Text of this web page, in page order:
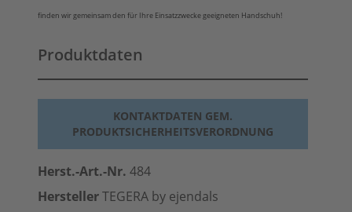
finden wir gemeinsam den für Ihre Einsatzzwecke geeigneten Handschuh!
Produktdaten
KONTAKTDATEN GEM.
PRODUKTSICHERHEITSVERORDNUNG
Herst.-Art.-Nr. 484
HerstellerTEGERA by ejendals